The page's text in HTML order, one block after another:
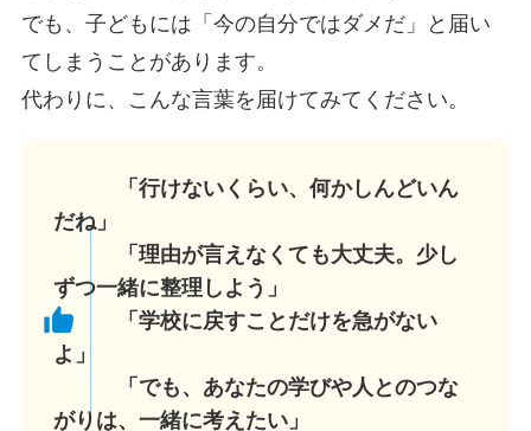
でも、子どもには「今の自分ではダメだ」と届い
てしまうことがあります。
代わりに、こんな言葉を届けてみてください。
「行けないくらい、何かしんどいん
だね」
「理由が言えなくても大丈夫。少し
ずつ一緒に整理しよう」
「学校に戻すことだけを急がない
よ」
「でも、あなたの学びや人とのつな
がりは、一緒に考えたい」